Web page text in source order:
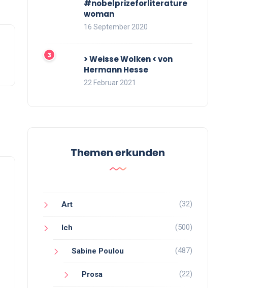
#nobelprizeforliterature
woman
16 September 2020
> Weisse Wolken < von
Hermann Hesse
22 Februar 2021
Themen erkunden
Art (32)
Ich (500)
Sabine Poulou (487)
Prosa (22)